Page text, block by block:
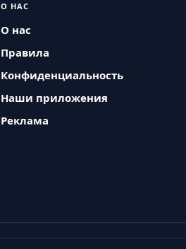
О НАС
О нас
Правила
Конфиденциальность
Наши приложения
Реклама